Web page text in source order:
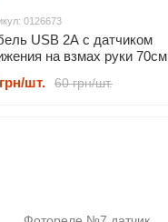
0126673
USB 2А с датчиком
на взмах руки 70см
60 грн/шт.
шт.